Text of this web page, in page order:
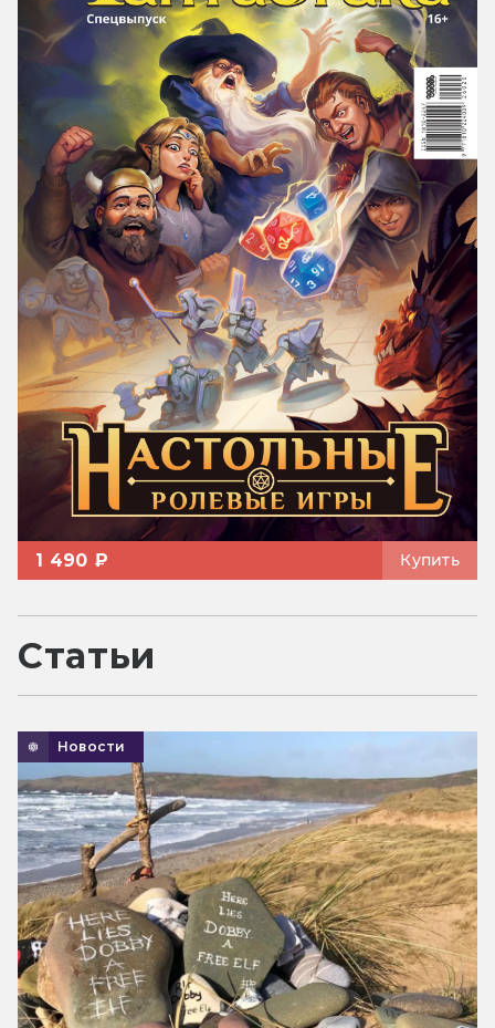
1 490 ₽ Купить
Статьи
Новости